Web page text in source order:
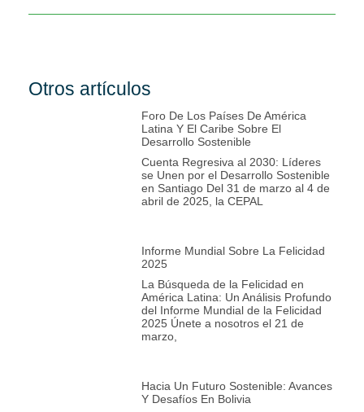
Otros artículos
Foro De Los Países De América
Latina Y El Caribe Sobre El
Desarrollo Sostenible
Cuenta Regresiva al 2030: Líderes
se Unen por el Desarrollo Sostenible
en Santiago Del 31 de marzo al 4 de
abril de 2025, la CEPAL
Informe Mundial Sobre La Felicidad
2025
La Búsqueda de la Felicidad en
América Latina: Un Análisis Profundo
del Informe Mundial de la Felicidad
2025 Únete a nosotros el 21 de
marzo,
Hacia Un Futuro Sostenible: Avances
Y Desafíos En Bolivia